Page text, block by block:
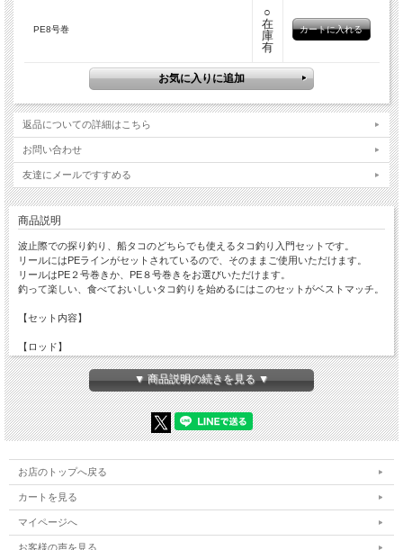
PE8号巻
○
在
庫
有
返品についての詳細はこちら
お問い合わせ
友達にメールですすめる
商品説明
波止際での探り釣り、船タコのどちらでも使えるタコ釣り入門セットです。
リールにはPEラインがセットされているので、そのままご使用いただけます。
リールはPE２号巻きか、PE８号巻きをお選びいただけます。
釣って楽しい、食べておいしいタコ釣りを始めるにはこのセットがベストマッチ。
【セット内容】
【ロッド】
■タコ専用竿 タコVX２ TAKOVX2 210
へばりついたタコを強引に引きはがすパワーを有するタコ釣り専用設計のロッドで
す
・標準全長 約2.10m
・継数 2本
・先径 約3.3mm
・元径 約17.2mm
・自重 約228g
・対象魚 マダコ
▼ 商品説明の続きを見る ▼
お店のトップへ戻る
カートを見る
マイページへ
お客様の声を見る